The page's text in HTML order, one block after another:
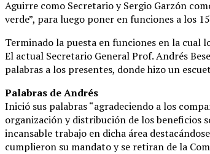
Aguirre como Secretario y Sergio Garzón
verde”, para luego poner en funciones a los
Terminado la puesta en funciones en la cual
El actual Secretario General Prof. Andrés
palabras a los presentes, donde hizo un
Palabras de Andrés
Inició sus palabras “agradeciendo a los
organización y distribución de los beneficios
incansable trabajo en dicha área
cumplieron su mandato y se retiran de la